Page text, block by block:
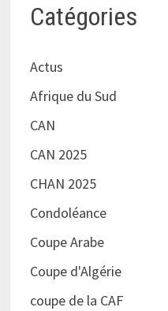
Catégories
Actus
Afrique du Sud
CAN
CAN 2025
CHAN 2025
Condoléance
Coupe Arabe
Coupe d'Algérie
coupe de la CAF